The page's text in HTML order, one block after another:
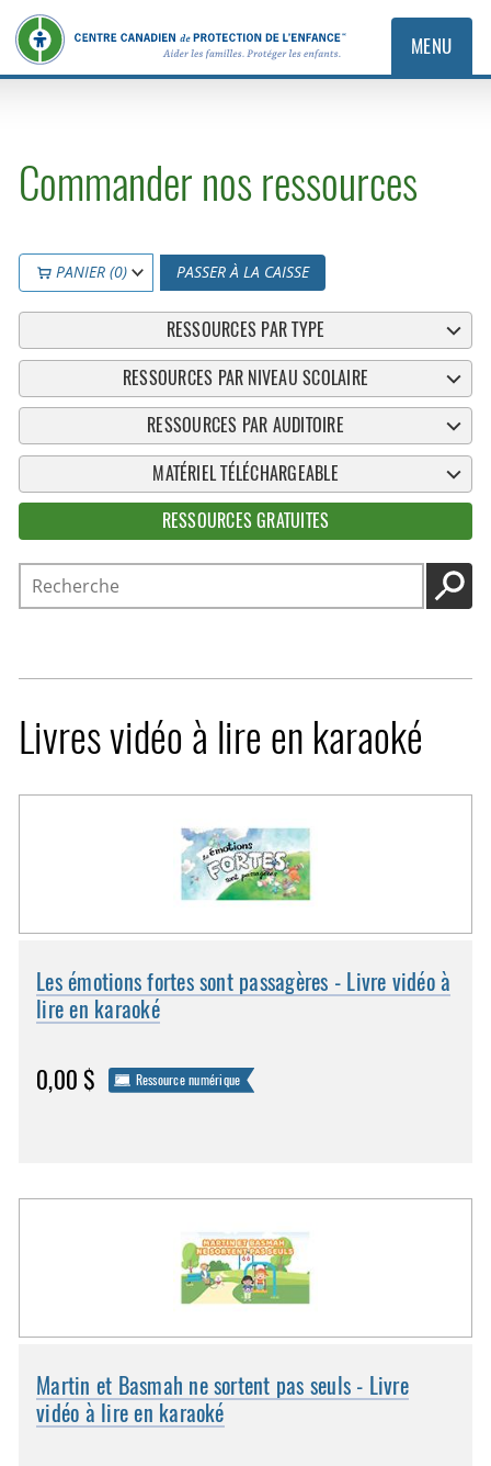
MENU
Commander nos ressources
PANIER (0) PASSER À LA CAISSE
RESSOURCES PAR TYPE
RESSOURCES PAR NIVEAU SCOLAIRE
RESSOURCES PAR AUDITOIRE
MATÉRIEL TÉLÉCHARGEABLE
RESSOURCES GRATUITES
Recherche
Livres vidéo à lire en karaoké
Les émotions fortes sont passagères - Livre vidéo à
lire en karaoké
0,00 $ Ressource numérique
Martin et Basmah ne sortent pas seuls - Livre
vidéo à lire en karaoké